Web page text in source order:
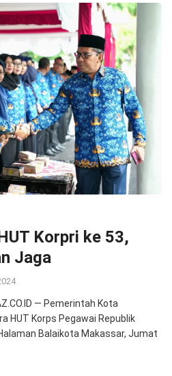
Korpri ke 53,
Jaga
— Pemerintah Kota
HUT Korps Pegawai Republik
Balaikota Makassar, Jumat